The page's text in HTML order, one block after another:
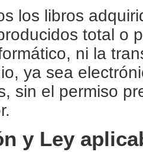
los libros
total o
ni la
ya sea
sin el permiso
y Ley